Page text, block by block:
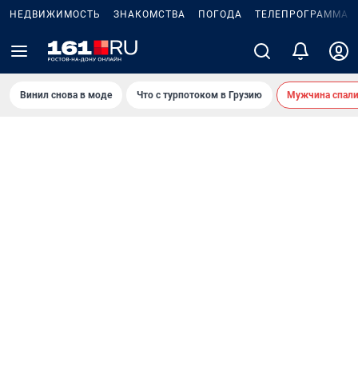
НЕДВИЖИМОСТЬ ЗНАКОМСТВА ПОГОДА ТЕЛЕПРОГРАММА
Винил снова в моде Что с турпотоком в Грузию Мужчина